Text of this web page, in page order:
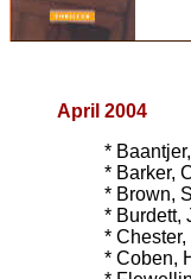
April 2004
*
* Barker,
* Brown,
* Burdett,
*
* Coben,